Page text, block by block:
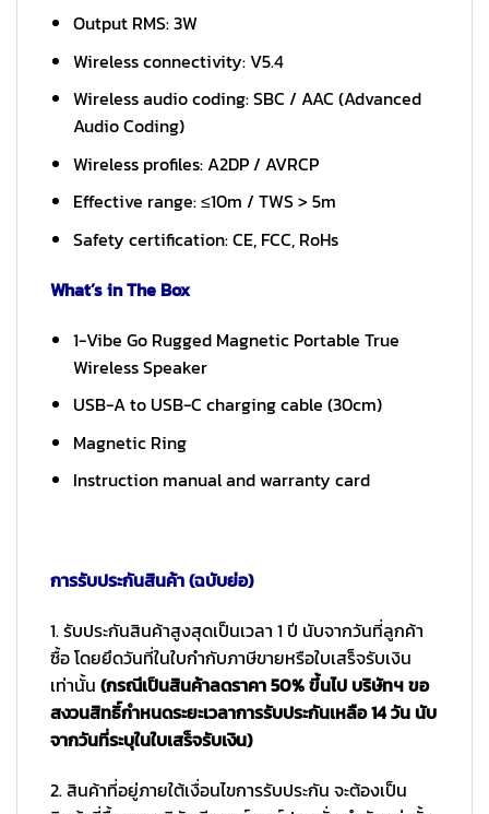
Output RMS: 3W
Wireless connectivity: V5.4
Wireless audio coding: SBC / AAC (Advanced
Audio Coding)
Wireless profiles: A2DP / AVRCP
Effective range: ≤10m / TWS > 5m
Safety certification: CE, FCC, RoHs
What’s in The Box
1-Vibe Go Rugged Magnetic Portable True
Wireless Speaker
USB-A to USB-C charging cable (30cm)
Magnetic Ring
Instruction manual and warranty card
การรับประกันสินค้า (ฉบับย่อ)
1. รับประกันสินค้าสูงสุดเป็นเวลา 1 ปี นับจากวันที่ลูกค้า
ซื้อ โดยยึดวันที่ในใบกำกับภาษีขายหรือใบเสร็จรับเงิน
เท่านั้น (กรณีเป็นสินค้าลดราคา 50% ขึ้นไป บริษัทฯ ขอ
สงวนสิทธิ์กำหนดระยะเวลาการรับประกันเหลือ 14 วัน นับ
จากวันที่ระบุในใบเสร็จรับเงิน)
2. สินค้าที่อยู่ภายใต้เงื่อนไขการรับประกัน จะต้องเป็น